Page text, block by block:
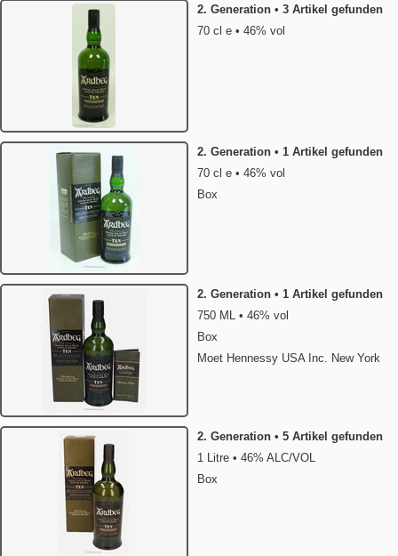
2. Generation • 3 Artikel gefunden
70 cl e • 46% vol
2. Generation • 1 Artikel gefunden
70 cl e • 46% vol
Box
2. Generation • 1 Artikel gefunden
750 ML • 46% vol
Box
Moet Hennessy USA Inc. New York
2. Generation • 5 Artikel gefunden
1 Litre • 46% ALC/VOL
Box